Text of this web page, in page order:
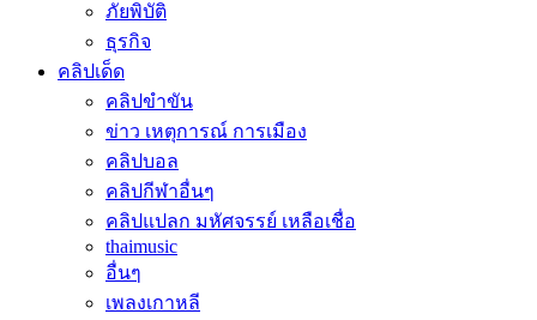
ภัยพิบัติ
ธุรกิจ
คลิปเด็ด
คลิปขำขัน
ข่าว เหตุการณ์ การเมือง
คลิปบอล
คลิปกีฬาอื่นๆ
คลิปแปลก มหัศจรรย์ เหลือเชื่อ
thaimusic
อื่นๆ
เพลงเกาหลี